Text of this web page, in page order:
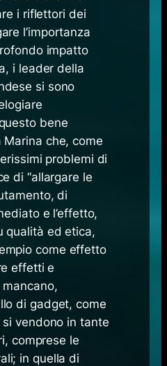
i riflettori dei
l’importanza
impatto
i leader della
si sono
bene
che, come
problemi di
di “allargare le
di
e l’effetto,
qualità ed etica,
come effetto
effetti e
di gadget, come
vendono in tante
comprese le
in quella di